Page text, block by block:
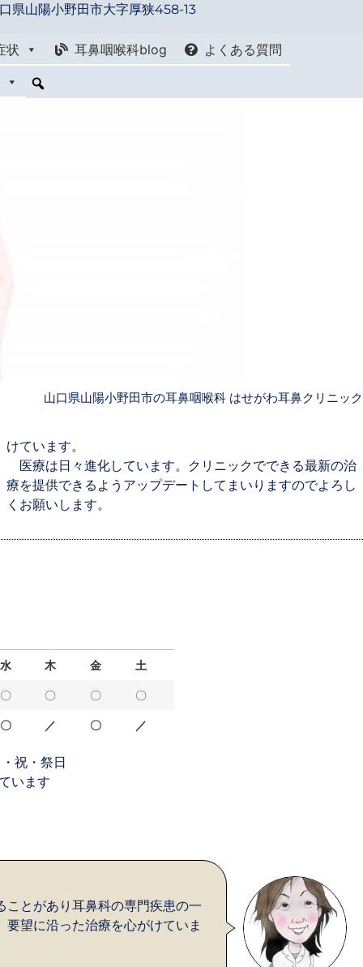
県山陽小野田市大字厚狭458-13
状 耳鼻咽喉科blog
よくある質問
山口県山陽小野田市の耳鼻咽喉科 はせがわ耳鼻クリニック
けています。
医療は日々進化しています。クリニックでできる最新の治
療を提供できるようアップデートしてまいりますのでよろし
くお願いします。
水 木 金 土
〇 〇 〇 〇
〇 ／ 〇 ／
祝・祭日
います
とがあり耳鼻科の専門疾患の一
望に沿った治療を心がけていま